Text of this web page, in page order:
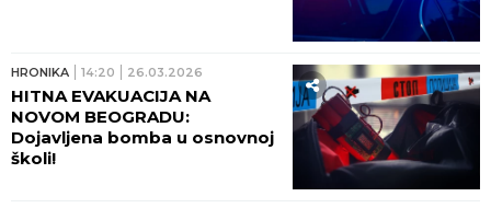
HRONIKA 14:20 26.03.2026
HITNA EVAKUACIJA NA
NOVOM BEOGRADU:
Dojavljena bomba u osnovnoj
školi!